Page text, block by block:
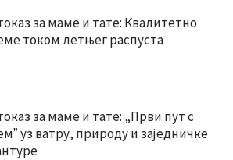
за маме и тате: Квалитетно
током летњег распуста
за маме и тате: „Први пут с
уз ватру, природу и заједничке